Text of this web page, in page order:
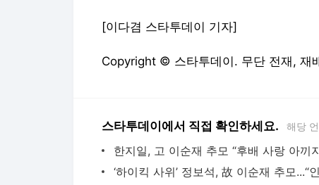
[이다겸 스타투데이 기자]
Copyright © 스타투데이. 무단 전재, 재
스타투데이에서 직접 확인하세요. 해당